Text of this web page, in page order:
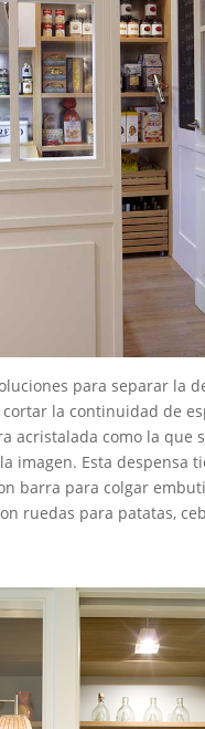
para separar la
la continuidad de
acristalada como la que
imagen. Esta despensa
barra para colgar
ruedas para patatas,